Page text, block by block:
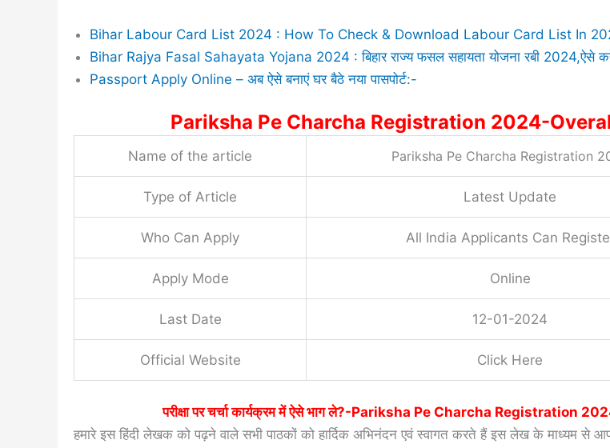
Bihar Labour Card List 2024 : How To Check & Download Labour Card List In
Bihar Rajya Fasal Sahayata Yojana 2024 : बिहार राज्य फसल सहायता योजना रबी
Passport Apply Online – अब ऐसे बनाएं घर बैठे नया पासपोर्ट:-
Pariksha Pe Charcha Registration 2024-
Name of the article Pariksha Pe Charcha Registration
Type of Article Latest Update
Who Can Apply All India Applicants Can
Apply Mode Online
Last Date 12-01-2024
Official Website Click Here
परीक्षा पर चर्चा कार्यक्रम में ऐसे भाग ले?-Pariksha Pe Charcha Registration
हमारे इस हिंदी लेखक को पढ़ने वाले सभी पाठकों को हार्दिक अभिनंदन एवं स्वागत करते हैं इस लेख के माध्यम से